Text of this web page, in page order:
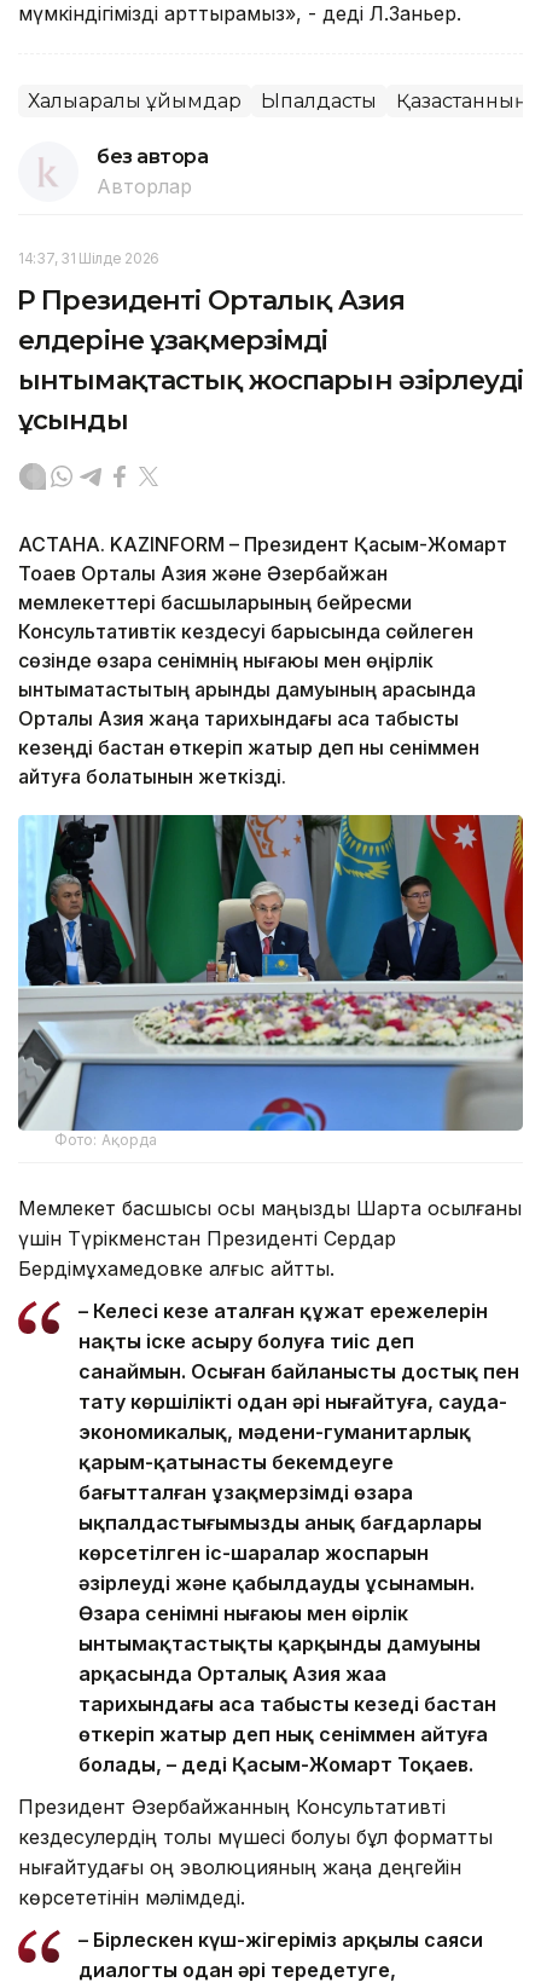
мүмкіндігімізді арттырамыз», - деді Л.Заньер.
Халықаралық ұйымдар Ықпалдастық Қазақстанның
без автора
Авторлар
14:37, 31 Шілде 2026
ҚР Президенті Орталық Азия
елдеріне ұзақмерзімді
ынтымақтастық жоспарын әзірлеуді
ұсынды
АСТАНА. KAZINFORM – Президент Қасым-Жомарт
Тоқаев Орталық Азия және Әзербайжан
мемлекеттері басшыларының бейресми
Консультативтік кездесуі барысында сөйлеген
сөзінде өзара сенімнің нығаюы мен өңірлік
ынтымақтастықтың қарқынды дамуының арқасында
Орталық Азия жаңа тарихындағы аса табысты
кезеңді бастан өткеріп жатыр деп нық сеніммен
айтуға болатынын жеткізді.
Фото: Ақорда
Мемлекет басшысы осы маңызды Шартқа қосылғаны
үшін Түрікменстан Президенті Сердар
Бердімұхамедовке алғыс айтты.
– Келесі кезең аталған құжат ережелерін
нақты іске асыру болуға тиіс деп
санаймын. Осыған байланысты достық пен
тату көршілікті одан әрі нығайтуға, сауда-
экономикалық, мәдени-гуманитарлық
қарым-қатынасты бекемдеуге
бағытталған ұзақмерзімді өзара
ықпалдастығымыздың анық бағдарлары
көрсетілген іс-шаралар жоспарын
әзірлеуді және қабылдауды ұсынамын.
Өзара сенімнің нығаюы мен өңірлік
ынтымақтастықтың қарқынды дамуының
арқасында Орталық Азия жаңа
тарихындағы аса табысты кезеңді бастан
өткеріп жатыр деп нық сеніммен айтуға
болады, – деді Қасым-Жомарт Тоқаев.
Президент Әзербайжанның Консультативті
кездесулердің толық мүшесі болуы бұл форматты
нығайтудағы оң эволюцияның жаңа деңгейін
көрсететінін мәлімдеді.
– Бірлескен күш-жігеріміз арқылы саяси
диалогты одан әрі тереңдетуге,